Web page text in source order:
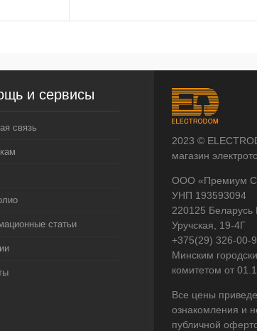
и сервисы
связь
статьи
2023 ©
магазин
ООО «Премиум
УНП 193593094
220125
Уручская, 19-4Г
+375(29) 326-00-
Минским
комитетом от
Все цены
ознакомления и
публичной